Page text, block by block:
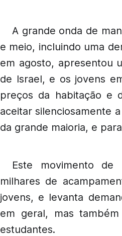
A grande onda de
e meio, incluindo uma
em agosto, apresentou
de Israel, e os jovens
preços da habitação e
aceitar silenciosamente
da grande maioria, e
Este movimento de
milhares de
jovens, e levanta
em geral, mas
estudantes.